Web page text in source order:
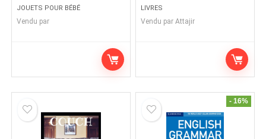
JOUETS POUR BÉBÉ
Vendu par
LIVRES
Vendu par Attajir
- 16%